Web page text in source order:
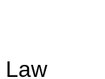
Law